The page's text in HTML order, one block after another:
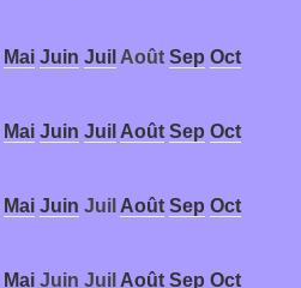
Mai Juin Juil Août Sep Oct
Mai Juin Juil Août Sep Oct
Mai Juin Juil Août Sep Oct
Mai Juin Juil Août Sep Oct